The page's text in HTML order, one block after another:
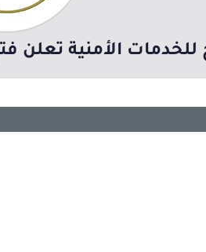
الأمنية تعلن فتح